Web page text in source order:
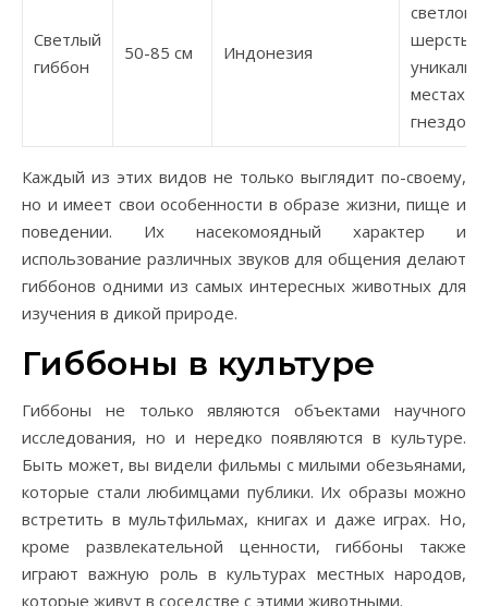
Светлый
гиббон
50-85 см Индонезия
светлой
шерстью
местах
Каждый из этих видов не только выглядит по-своему,
но и имеет свои особенности в образе жизни, пище и
поведении. Их насекомоядный характер и
использование различных звуков для общения делают
гиббонов одними из самых интересных животных для
изучения в дикой природе.
Гиббоны в культуре
Гиббоны не только являются объектами научного
исследования, но и нередко появляются в культуре.
Быть может, вы видели фильмы с милыми обезьянами,
которые стали любимцами публики. Их образы можно
встретить в мультфильмах, книгах и даже играх. Но,
кроме развлекательной ценности, гиббоны также
играют важную роль в культурах местных народов,
которые живут в соседстве с этими животными.